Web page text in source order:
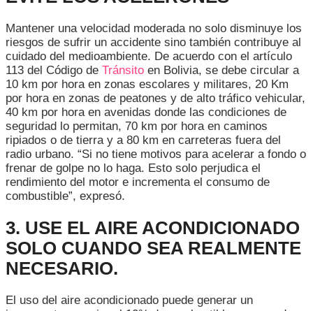
Mantener una velocidad moderada no solo disminuye los
riesgos de sufrir un accidente sino también contribuye al
cuidado del medioambiente. De acuerdo con el artículo
113 del Código de Tránsito en Bolivia, se debe circular a
10 km por hora en zonas escolares y militares, 20 Km
por hora en zonas de peatones y de alto tráfico vehicular,
40 km por hora en avenidas donde las condiciones de
seguridad lo permitan, 70 km por hora en caminos
ripiados o de tierra y a 80 km en carreteras fuera del
radio urbano. “Si no tiene motivos para acelerar a fondo o
frenar de golpe no lo haga. Esto solo perjudica el
rendimiento del motor e incrementa el consumo de
combustible”, expresó.
3. USE EL AIRE ACONDICIONADO
SOLO CUANDO SEA REALMENTE
NECESARIO.
El uso del aire acondicionado puede generar un